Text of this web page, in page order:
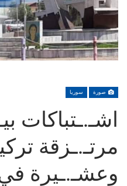
صورة سوريا
اشـ.ـتباكات
مرتـ.ـزقة
وعشـ.ـيرة